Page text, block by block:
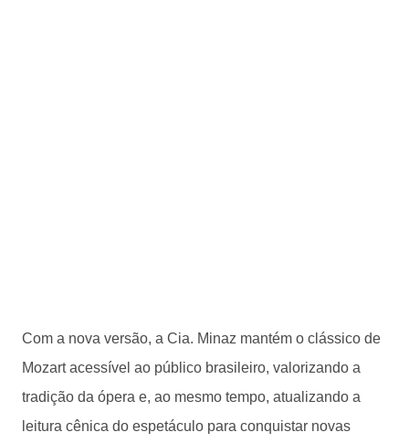
Com a nova versão, a Cia. Minaz mantém o clássico de
Mozart acessível ao público brasileiro, valorizando a
tradição da ópera e, ao mesmo tempo, atualizando a
leitura cênica do espetáculo para conquistar novas